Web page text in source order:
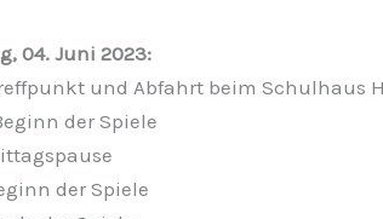
04. Juni 2023:
und Abfahrt beim Schulhaus
der Spiele
der Spiele